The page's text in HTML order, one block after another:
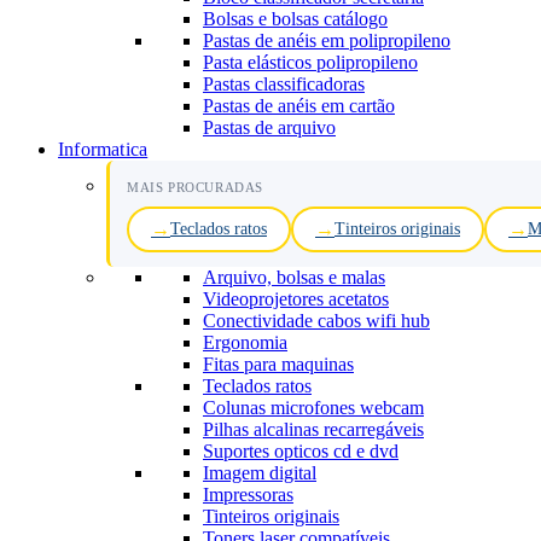
Bolsas e bolsas catálogo
Pastas de anéis em polipropileno
Pasta elásticos polipropileno
Pastas classificadoras
Pastas de anéis em cartão
Pastas de arquivo
Informatica
MAIS PROCURADAS
Teclados ratos Tinteiros originais
Arquivo, bolsas e malas
Videoprojetores acetatos
Conectividade cabos wifi hub
Ergonomia
Fitas para maquinas
Teclados ratos
Colunas microfones webcam
Pilhas alcalinas recarregáveis
Suportes opticos cd e dvd
Imagem digital
Impressoras
Tinteiros originais